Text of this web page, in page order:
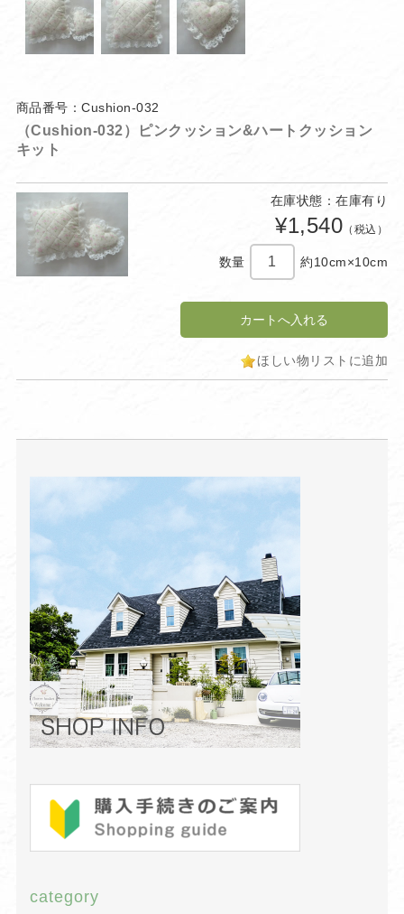
商品番号：Cushion-032
（Cushion-032）ピンクッション&ハートクッション
キット
在庫状態：在庫有り
¥1,540 （税込）
数量 約10cm×10cm
ほしい物リストに追加
category